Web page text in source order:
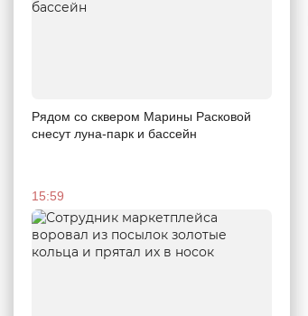
Рядом со сквером Марины Расковой
снесут луна-парк и бассейн
15:59